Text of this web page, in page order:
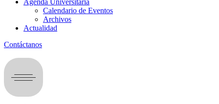
Agenda Universitaria
Calendario de Eventos
Archivos
Actualidad
Contáctanos